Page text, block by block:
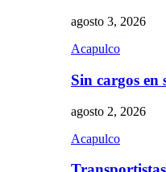
agosto 3, 2026
Acapulco
Sin cargos
agosto 2, 2026
Acapulco